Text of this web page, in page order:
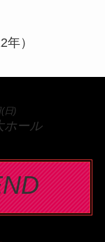
）
日)
ール